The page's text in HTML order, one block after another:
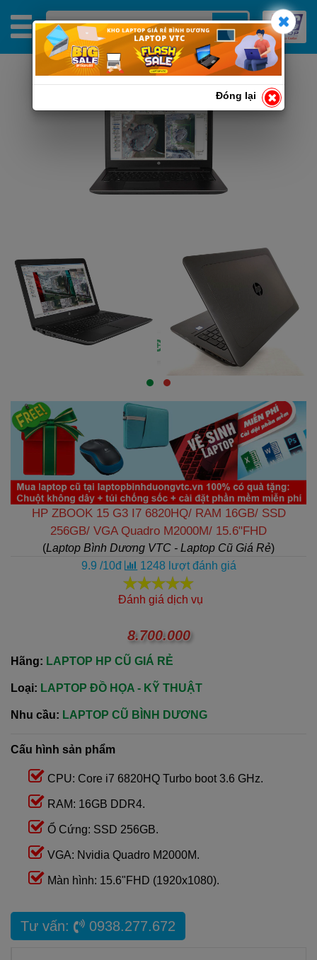
HP ZBOOK 15 G3 I7 6820HQ/ RAM 16GB/ SSD
256GB/ VGA Quadro M2000M/ 15.6"FHD
(Laptop Bình Dương VTC - Laptop Cũ Giá Rẻ)
9.9 /10đ 1248 lượt đánh giá
Đánh giá dịch vụ
8.700.000
Hãng: LAPTOP HP CŨ GIÁ RẺ
Loại: LAPTOP ĐỒ HỌA - KỸ THUẬT
Nhu cầu: LAPTOP CŨ BÌNH DƯƠNG
Cấu hình sản phẩm
CPU: Core i7 6820HQ Turbo boot 3.6 GHz.
RAM: 16GB DDR4.
Ổ Cứng: SSD 256GB.
VGA: Nvidia Quadro M2000M.
Màn hình: 15.6"FHD (1920x1080).
Tư vấn: 0938.277.672
Đóng lại